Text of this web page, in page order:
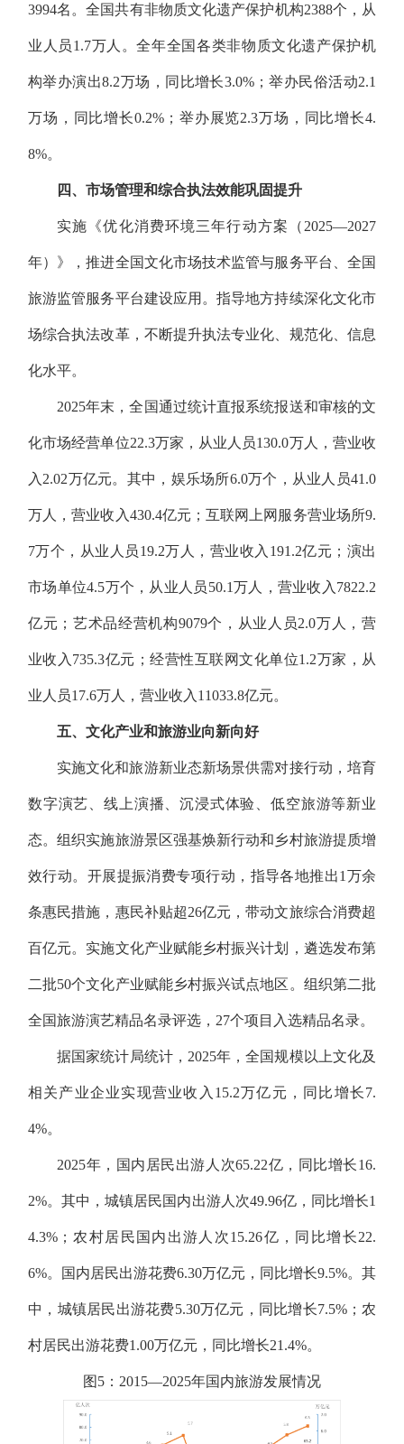
3994名。全国共有非物质文化遗产保护机构2388个，从
业人员1.7万人。全年全国各类非物质文化遗产保护机
构举办演出8.2万场，同比增长3.0%；举办民俗活动2.1
万场，同比增长0.2%；举办展览2.3万场，同比增长4.
8%。
四、市场管理和综合执法效能巩固提升
实施《优化消费环境三年行动方案（2025—2027
年）》，推进全国文化市场技术监管与服务平台、全国
旅游监管服务平台建设应用。指导地方持续深化文化市
场综合执法改革，不断提升执法专业化、规范化、信息
化水平。
2025年末，全国通过统计直报系统报送和审核的文
化市场经营单位22.3万家，从业人员130.0万人，营业收
入2.02万亿元。其中，娱乐场所6.0万个，从业人员41.0
万人，营业收入430.4亿元；互联网上网服务营业场所9.
7万个，从业人员19.2万人，营业收入191.2亿元；演出
市场单位4.5万个，从业人员50.1万人，营业收入7822.2
亿元；艺术品经营机构9079个，从业人员2.0万人，营
业收入735.3亿元；经营性互联网文化单位1.2万家，从
业人员17.6万人，营业收入11033.8亿元。
五、文化产业和旅游业向新向好
实施文化和旅游新业态新场景供需对接行动，培育
数字演艺、线上演播、沉浸式体验、低空旅游等新业
态。组织实施旅游景区强基焕新行动和乡村旅游提质增
效行动。开展提振消费专项行动，指导各地推出1万余
条惠民措施，惠民补贴超26亿元，带动文旅综合消费超
百亿元。实施文化产业赋能乡村振兴计划，遴选发布第
二批50个文化产业赋能乡村振兴试点地区。组织第二批
全国旅游演艺精品名录评选，27个项目入选精品名录。
据国家统计局统计，2025年，全国规模以上文化及
相关产业企业实现营业收入15.2万亿元，同比增长7.
4%。
2025年，国内居民出游人次65.22亿，同比增长16.
2%。其中，城镇居民国内出游人次49.96亿，同比增长1
4.3%；农村居民国内出游人次15.26亿，同比增长22.
6%。国内居民出游花费6.30万亿元，同比增长9.5%。其
中，城镇居民出游花费5.30万亿元，同比增长7.5%；农
村居民出游花费1.00万亿元，同比增长21.4%。
图5：2015—2025年国内旅游发展情况